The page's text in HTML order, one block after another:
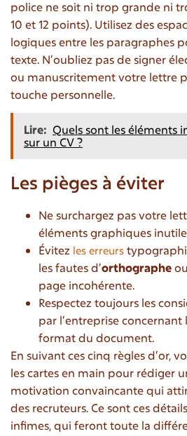
police ne soit ni trop grande ni
10 et 12 points). Utilisez des
logiques entre les paragraphes
texte. N’oubliez pas de signer
ou manuscritement votre lettre
touche personnelle.
Lire: Quels sont les éléments
sur un CV ?
Les pièges à éviter
Ne surchargez pas votre
éléments graphiques
Évitez les erreurs
les fautes d’orthographe
page incohérente.
Respectez toujours les
par l’entreprise concernant
format du document.
En suivant ces cinq règles d’or,
les cartes en main pour rédiger
motivation convaincante qui
des recruteurs. Ce sont ces
infimes, qui feront toute la